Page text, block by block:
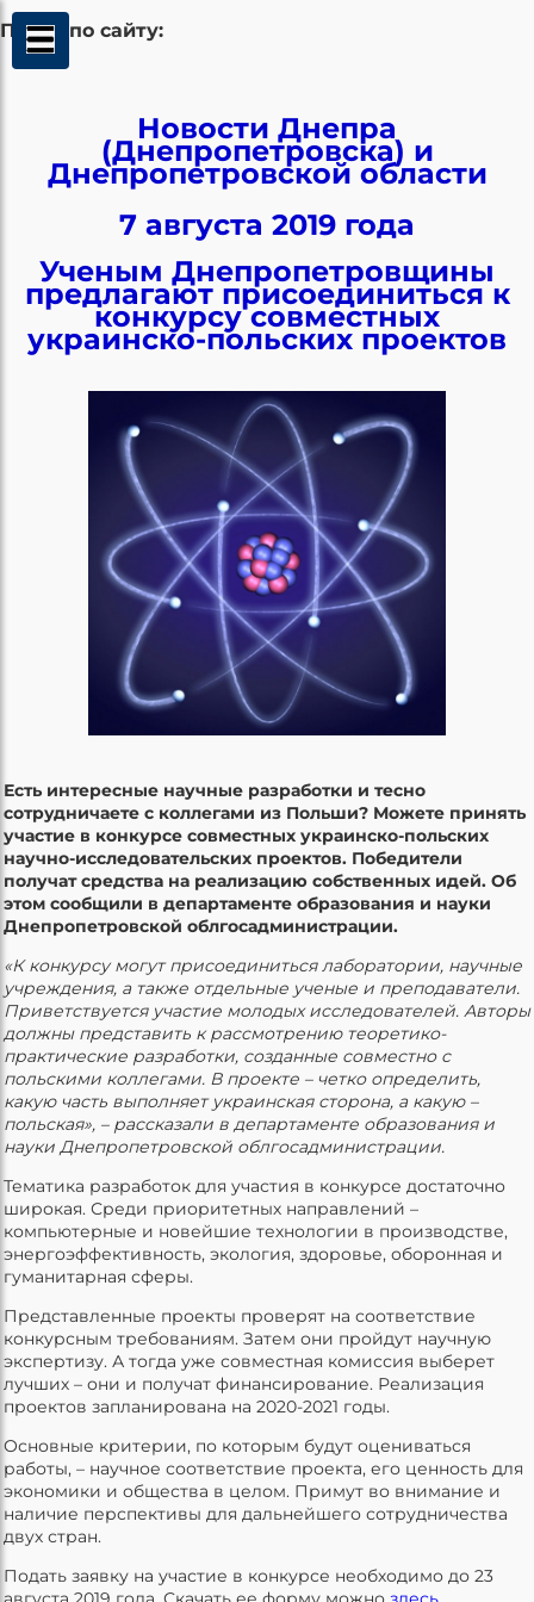
Поиск по сайту:
Новости Днепра
(Днепропетровска) и
Днепропетровской области
7 августа 2019 года
Ученым Днепропетровщины
предлагают присоединиться к
конкурсу совместных
украинско-польских проектов
Есть интересные научные разработки и тесно
сотрудничаете с коллегами из Польши? Можете принять
участие в конкурсе совместных украинско-польских
научно-исследовательских проектов. Победители
получат средства на реализацию собственных идей. Об
этом сообщили в департаменте образования и науки
Днепропетровской облгосадминистрации.
«К конкурсу могут присоединиться лаборатории, научные
учреждения, а также отдельные ученые и преподаватели.
Приветствуется участие молодых исследователей. Авторы
должны представить к рассмотрению теоретико-
практические разработки, созданные совместно с
польскими коллегами. В проекте – четко определить,
какую часть выполняет украинская сторона, а какую –
польская», – рассказали в департаменте образования и
науки Днепропетровской облгосадминистрации.
Тематика разработок для участия в конкурсе достаточно
широкая. Среди приоритетных направлений –
компьютерные и новейшие технологии в производстве,
энергоэффективность, экология, здоровье, оборонная и
гуманитарная сферы.
Представленные проекты проверят на соответствие
конкурсным требованиям. Затем они пройдут научную
экспертизу. А тогда уже совместная комиссия выберет
лучших – они и получат финансирование. Реализация
проектов запланирована на 2020-2021 годы.
Основные критерии, по которым будут оцениваться
работы, – научное соответствие проекта, его ценность для
экономики и общества в целом. Примут во внимание и
наличие перспективы для дальнейшего сотрудничества
двух стран.
Подать заявку на участие в конкурсе необходимо до 23